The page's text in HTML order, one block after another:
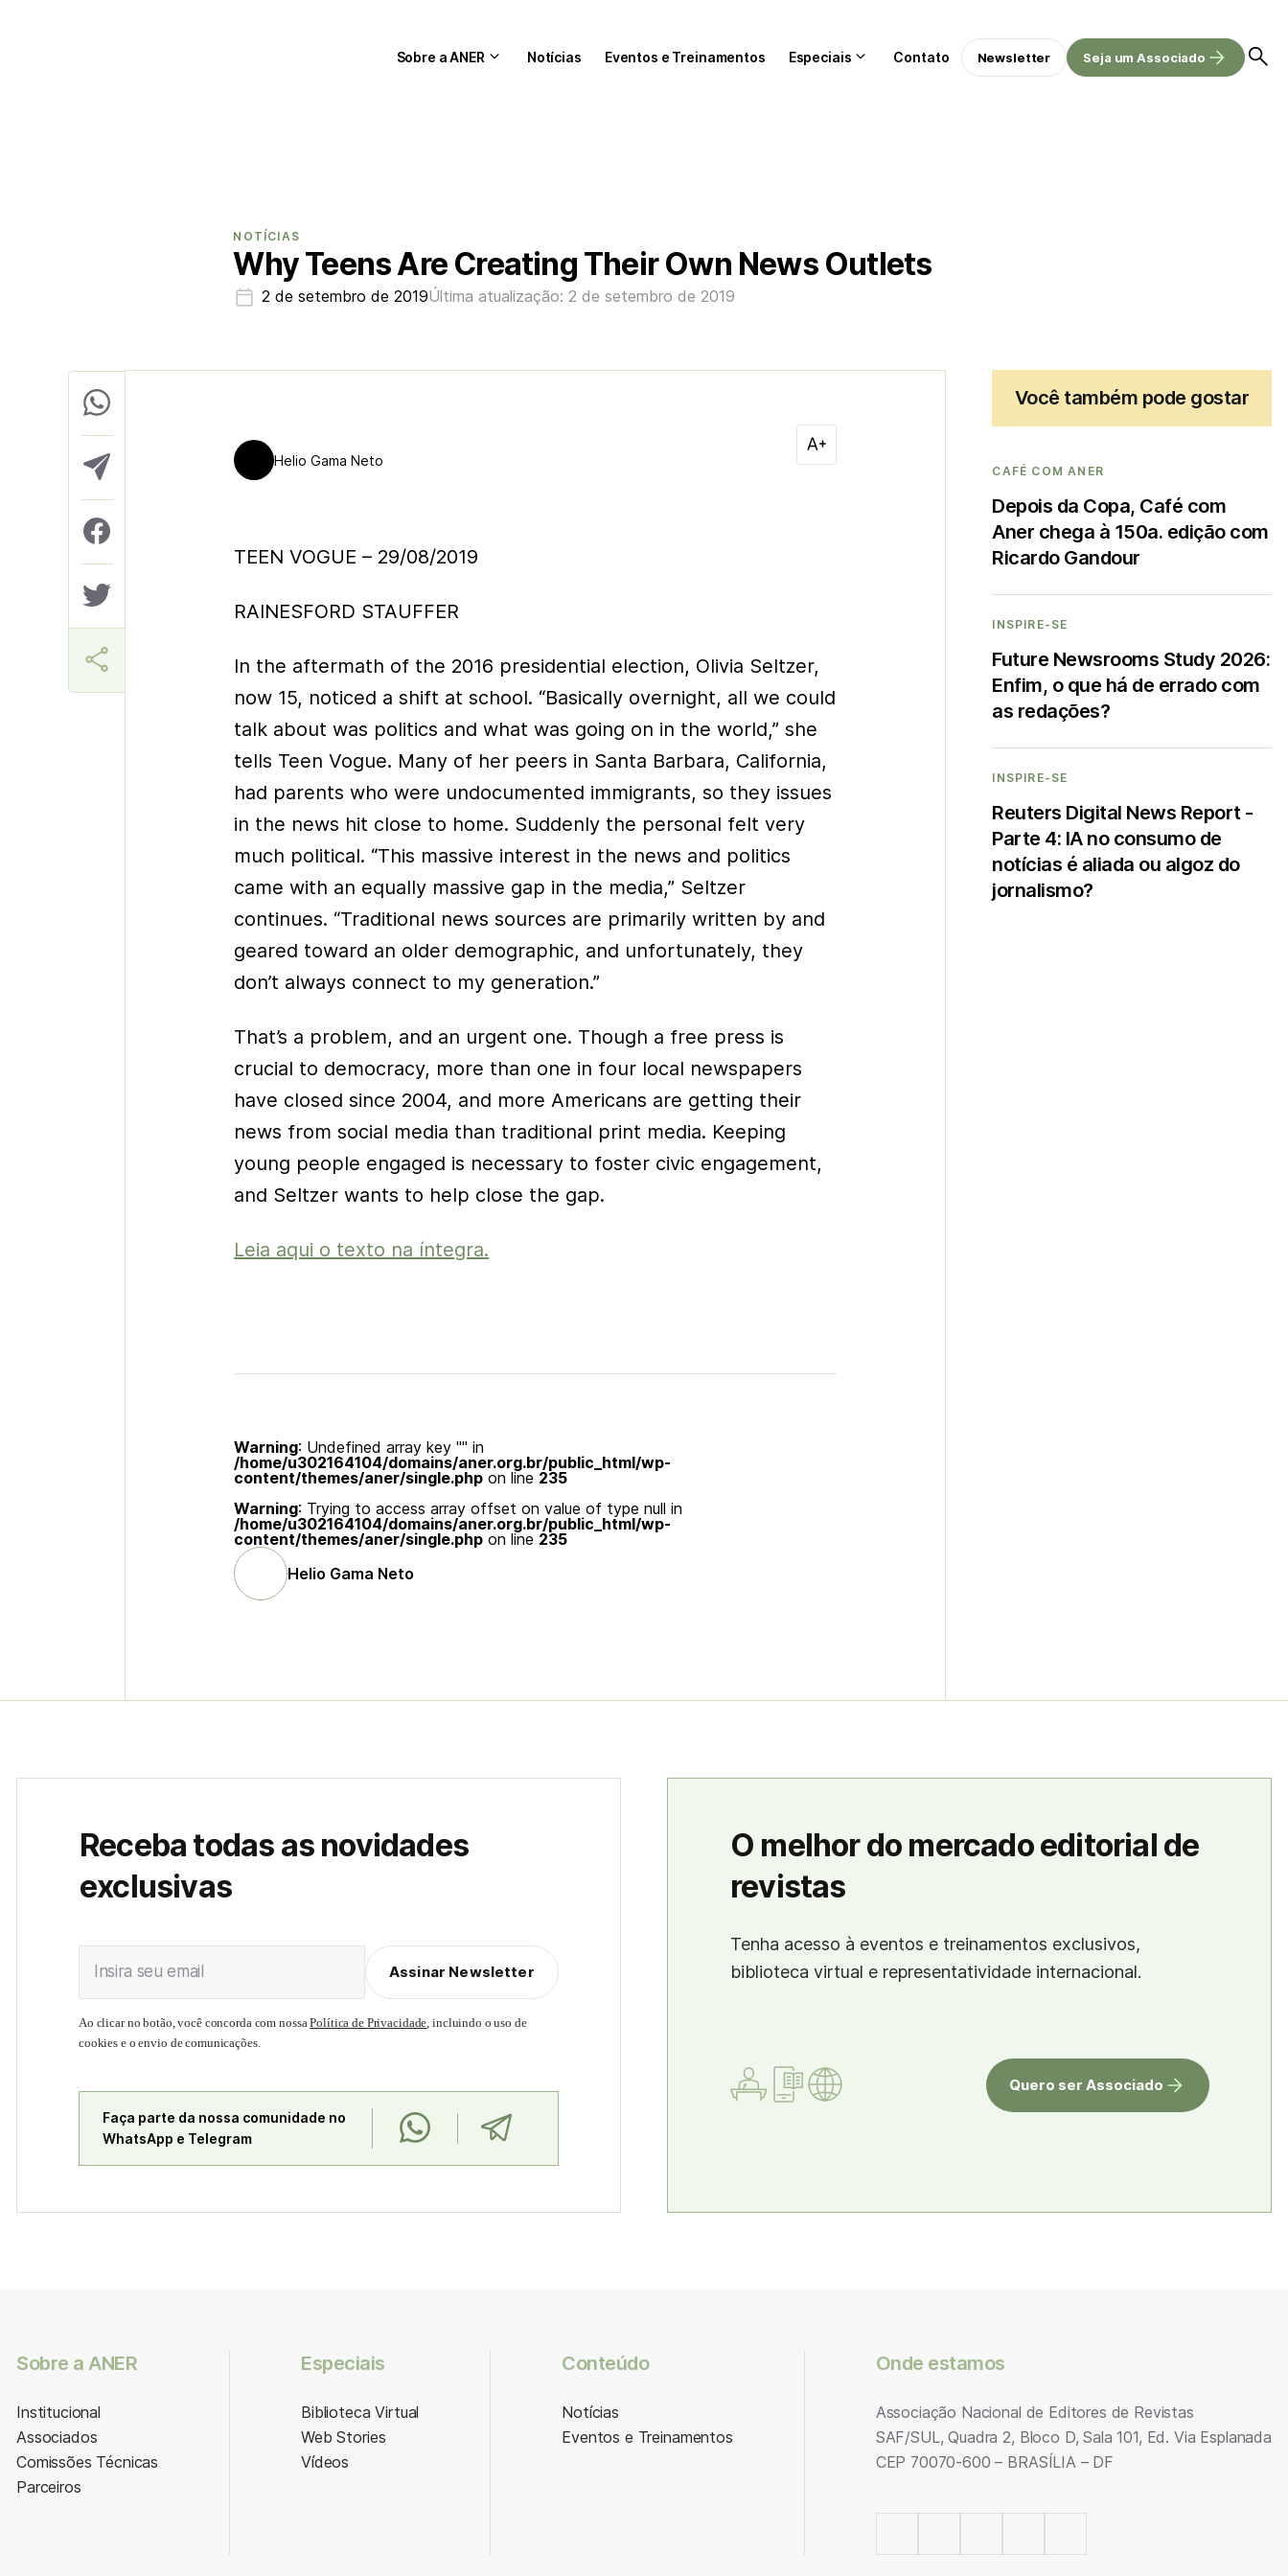
Sobre a ANER Notícias Eventos e Treinamentos Especiais Contato Newsletter Seja um Associado
NOTÍCIAS
Why Teens Are Creating Their Own News Outlets
2 de setembro de 2019Última atualização: 2 de setembro de 2019
Helio Gama Neto
TEEN VOGUE – 29/08/2019
RAINESFORD STAUFFER
In the aftermath of the 2016 presidential election, Olivia Seltzer,
now 15, noticed a shift at school. “Basically overnight, all we could
talk about was politics and what was going on in the world,” she
tells Teen Vogue. Many of her peers in Santa Barbara, California,
had parents who were undocumented immigrants, so they issues
in the news hit close to home. Suddenly the personal felt very
much political. “This massive interest in the news and politics
came with an equally massive gap in the media,” Seltzer
continues. “Traditional news sources are primarily written by and
geared toward an older demographic, and unfortunately, they
don’t always connect to my generation.”
That’s a problem, and an urgent one. Though a free press is
crucial to democracy, more than one in four local newspapers
have closed since 2004, and more Americans are getting their
news from social media than traditional print media. Keeping
young people engaged is necessary to foster civic engagement,
and Seltzer wants to help close the gap.
Leia aqui o texto na íntegra.
Warning: Undefined array key "" in
/home/u302164104/domains/aner.org.br/public_html/wp-
content/themes/aner/single.php on line 235
Warning: Trying to access array offset on value of type null in
/home/u302164104/domains/aner.org.br/public_html/wp-
content/themes/aner/single.php on line 235
Helio Gama Neto
Você também pode gostar
CAFÉ COM ANER
Depois da Copa, Café com
Aner chega à 150a. edição com
Ricardo Gandour
INSPIRE-SE
Future Newsrooms Study 2026:
Enfim, o que há de errado com
as redações?
INSPIRE-SE
Reuters Digital News Report -
Parte 4: IA no consumo de
notícias é aliada ou algoz do
jornalismo?
Receba todas as novidades
exclusivas
Insira seu email Assinar Newsletter
Ao clicar no botão, você concorda com nossaPolítica de Privacidade, incluindo o uso de
cookies e o envio de comunicações.
Faça parte da nossa comunidade no
WhatsApp e Telegram
O melhor do mercado editorial de
revistas
Tenha acesso à eventos e treinamentos exclusivos,
biblioteca virtual e representatividade internacional.
Quero ser Associado
Sobre a ANER
Institucional
Associados
Comissões Técnicas
Parceiros
Especiais
Biblioteca Virtual
Web Stories
Vídeos
Conteúdo
Notícias
Eventos e Treinamentos
Onde estamos
Associação Nacional de Editores de Revistas
SAF/SUL, Quadra 2, Bloco D, Sala 101, Ed. Via Esplanada
CEP 70070-600 – BRASÍLIA – DF